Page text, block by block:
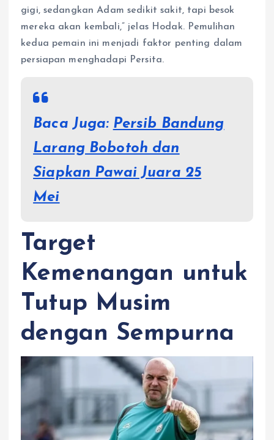
gigi, sedangkan Adam sedikit sakit, tapi besok
mereka akan kembali,” jelas Hodak. Pemulihan
kedua pemain ini menjadi faktor penting dalam
persiapan menghadapi Persita.
Baca Juga: Persib Bandung
Larang Bobotoh dan
Siapkan Pawai Juara 25
Mei
Target
Kemenangan untuk
Tutup Musim
dengan Sempurna